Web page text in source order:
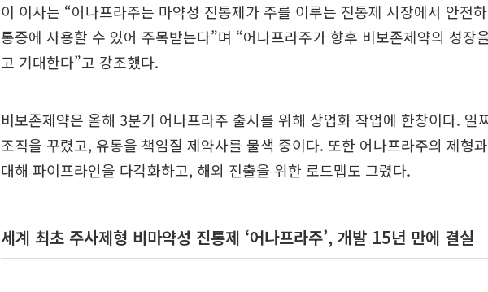
이 이사는 “어나프라주는 마약성 진통제가 주를 이루는 진통제 시장에서 안전
통증에 사용할 수 있어 주목받는다”며 “어나프라주가 향후 비보존제약의 성장
고 기대한다”고 강조했다.
비보존제약은 올해 3분기 어나프라주 출시를 위해 상업화 작업에 한창이다. 일
조직을 꾸렸고, 유통을 책임질 제약사를 물색 중이다. 또한 어나프라주의 제형
대해 파이프라인을 다각화하고, 해외 진출을 위한 로드맵도 그렸다.
세계 최초 주사제형 비마약성 진통제 ‘어나프라주’, 개발 15년 만에 결실